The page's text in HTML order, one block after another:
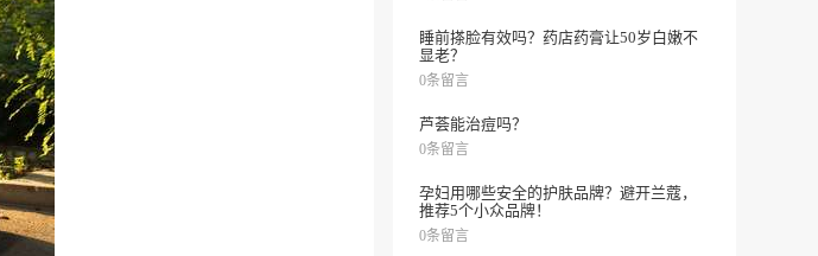
睡前搽脸有效吗？药店药膏让50岁白嫩不
显老？
0条留言
芦荟能治痘吗？
0条留言
孕妇用哪些安全的护肤品牌？避开兰蔻，
推荐5个小众品牌！
0条留言